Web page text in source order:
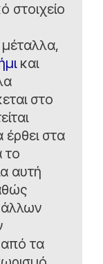
στοιχείο
μέταλλα,
και
στο
έρθει στα
το
αυτή
άλλων
τα